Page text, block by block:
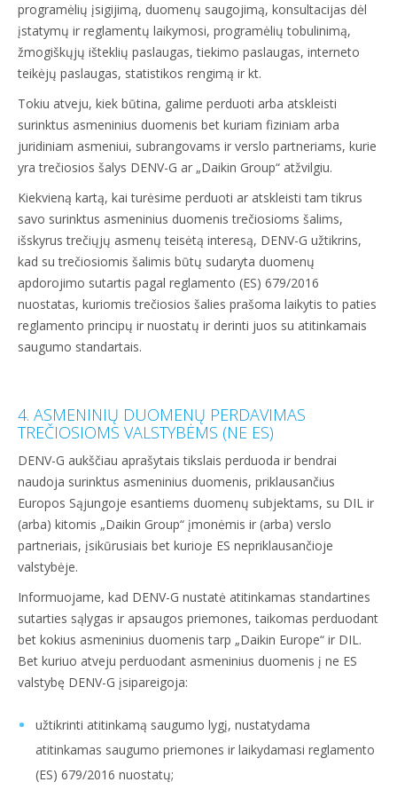
programėlių įsigijimą, duomenų saugojimą, konsultacijas dėl
įstatymų ir reglamentų laikymosi, programėlių tobulinimą,
žmogiškųjų išteklių paslaugas, tiekimo paslaugas, interneto
teikėjų paslaugas, statistikos rengimą ir kt.
Tokiu atveju, kiek būtina, galime perduoti arba atskleisti
surinktus asmeninius duomenis bet kuriam fiziniam arba
juridiniam asmeniui, subrangovams ir verslo partneriams, kurie
yra trečiosios šalys DENV-G ar „Daikin Group“ atžvilgiu.
Kiekvieną kartą, kai turėsime perduoti ar atskleisti tam tikrus
savo surinktus asmeninius duomenis trečiosioms šalims,
išskyrus trečiųjų asmenų teisėtą interesą, DENV-G užtikrins,
kad su trečiosiomis šalimis būtų sudaryta duomenų
apdorojimo sutartis pagal reglamento (ES) 679/2016
nuostatas, kuriomis trečiosios šalies prašoma laikytis to paties
reglamento principų ir nuostatų ir derinti juos su atitinkamais
saugumo standartais.
4. ASMENINIŲ DUOMENŲ PERDAVIMAS
TREČIOSIOMS VALSTYBĖMS (NE ES)
DENV-G aukščiau aprašytais tikslais perduoda ir bendrai
naudoja surinktus asmeninius duomenis, priklausančius
Europos Sąjungoje esantiems duomenų subjektams, su DIL ir
(arba) kitomis „Daikin Group“ įmonėmis ir (arba) verslo
partneriais, įsikūrusiais bet kurioje ES nepriklausančioje
valstybėje.
Informuojame, kad DENV-G nustatė atitinkamas standartines
sutarties sąlygas ir apsaugos priemones, taikomas perduodant
bet kokius asmeninius duomenis tarp „Daikin Europe“ ir DIL.
Bet kuriuo atveju perduodant asmeninius duomenis į ne ES
valstybę DENV-G įsipareigoja:
užtikrinti atitinkamą saugumo lygį, nustatydama
atitinkamas saugumo priemones ir laikydamasi reglamento
(ES) 679/2016 nuostatų;